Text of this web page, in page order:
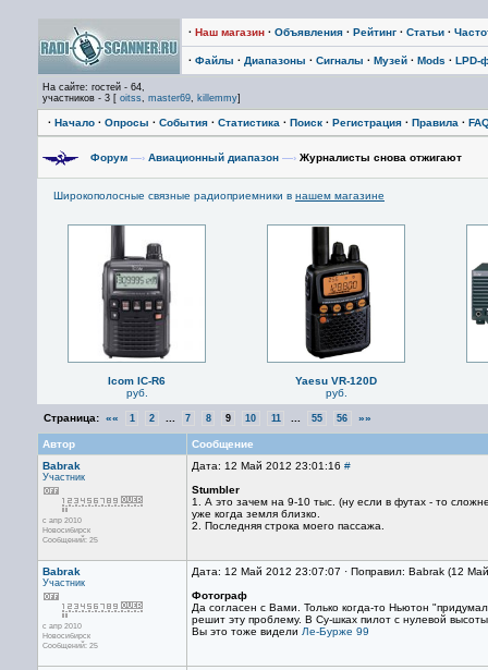
· Наш магазин · Объявления · Рейтинг · Статьи ·
· Файлы · Диапазоны · Сигналы · Музей · Mods · LPD-
На сайте: гостей - 64,
участников - 3 [ oitss, master69, killemmy]
· Начало · Опросы · События · Статистика · Поиск · Регистрация · Правила ·
Форум —› Авиационный диапазон —› Журналисты снова отжигают
Широкополосные связные радиоприемники в нашем магазине
Icom IC-R6
руб.
Yaesu VR-120D
руб.
Страница: «« 1 2 7 8 9 10 11 55 56 »»
Автор
Сообщение
Babrak
Участник
с апр 2010
Новосибирск
Сообщений: 25
Дата: 12 Май 2012 23:01:16 #
Stumbler
1. А это зачем на 9-10 тыс. (ну если в футах - то
уже когда земля близко.
2. Последняя строка моего пассажа.
Babrak
Участник
с апр 2010
Новосибирск
Сообщений: 25
Дата: 12 Май 2012 23:07:07 · Поправил: Babrak (12
Фотограф
Да согласен с Вами. Только когда-то Ньютон
решит эту проблему. В Су-шках пилот с нулевой
Вы это тоже видели Ле-Бурже 99